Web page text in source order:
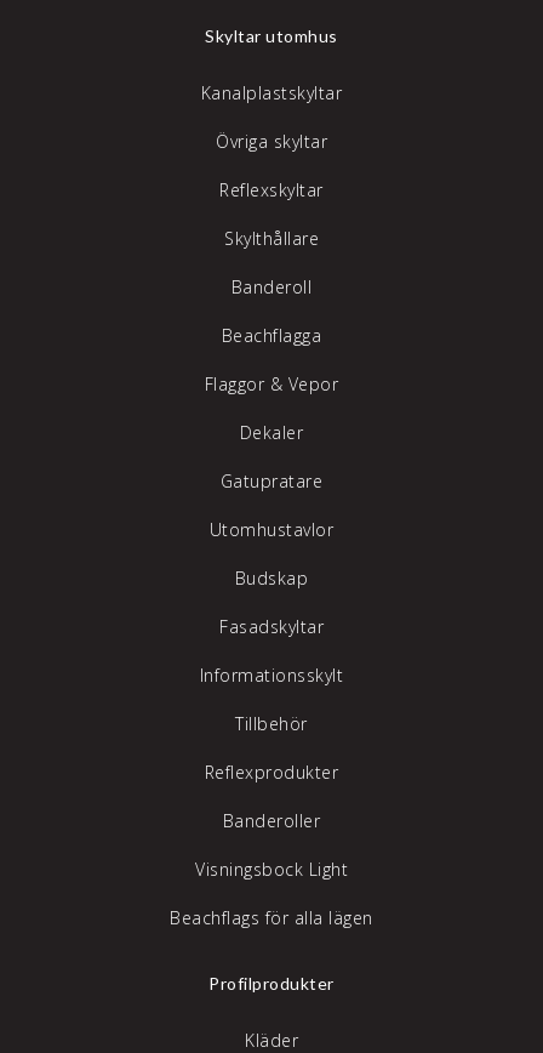
Skyltar utomhus
Kanalplastskyltar
Övriga skyltar
Reflexskyltar
Skylthållare
Banderoll
Beachflagga
Flaggor & Vepor
Dekaler
Gatupratare
Utomhustavlor
Budskap
Fasadskyltar
Informationsskylt
Tillbehör
Reflexprodukter
Banderoller
Visningsbock Light
Beachflags för alla lägen
Profilprodukter
Kläder